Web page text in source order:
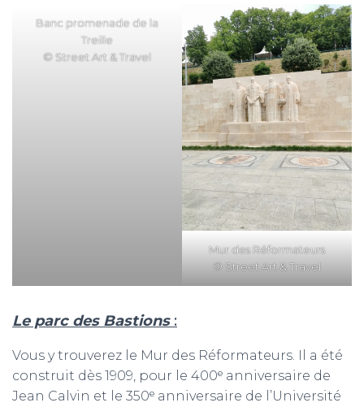
Banc promenade de la
Treille
© Street Art & Travel
Mur des Réformateurs
© Street Art & Travel
Le parc des Bastions :
Vous y trouverez le Mur des Réformateurs. Il a été
construit dès 1909, pour le 400ᵉ anniversaire de
Jean Calvin et le 350ᵉ anniversaire de l’Université